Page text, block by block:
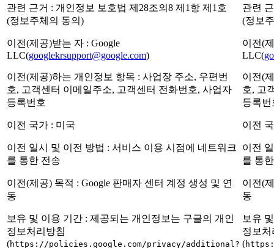
관련 근거 : 개인정보 보호법 제28조의8 제1항 제1호
(정보주체의 동의)
이전(제공)받는 자 : Google
LLC(googlekrsupport@google.com)
이전(제공)하는 개인정보 항목 : 사업장 주소, 우편번
호, 고객센터 이메일주소, 고객센터 전화번호, 사업자
등록번호
이전 국가 : 미국
이전 일시 및 이전 방법 : 서비스 이용 시점에 네트워크
를 통한 전송
이전(제공) 목적 : Google 판매자 센터 계정 생성 및 연
동
보유 및 이용 기간 : 제공되는 개인정보는 구글의 개인
정보처리방침
(https://policies.google.com/privacy/additional?
관련
(정보
이전(
LLC(
이전(
호, 고
등록번
이전
이전
를 통
이전(
동
보유
정보
(